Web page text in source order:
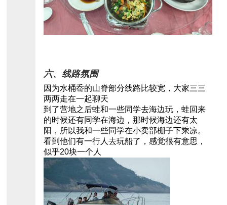
六、线路氛围
因为水桶岙的山脊部分线路比较宽，大家三三
两两走在一起聊天
到了营地之后蛙和一些同学去海边玩，蛙回来
的时候还有同学在海边，那时候海边还有太
阳，所以我和一些同学在小卖部棚子下乘凉。
看到他们有一行人去玩船了，感觉很有意思，
似乎20块一个人